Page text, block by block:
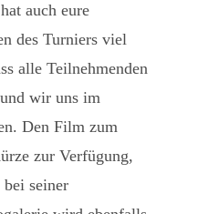
auch eure
des Turniers viel
alle Teilnehmenden
wir uns im
Den Film zum
zur Verfügung,
seiner